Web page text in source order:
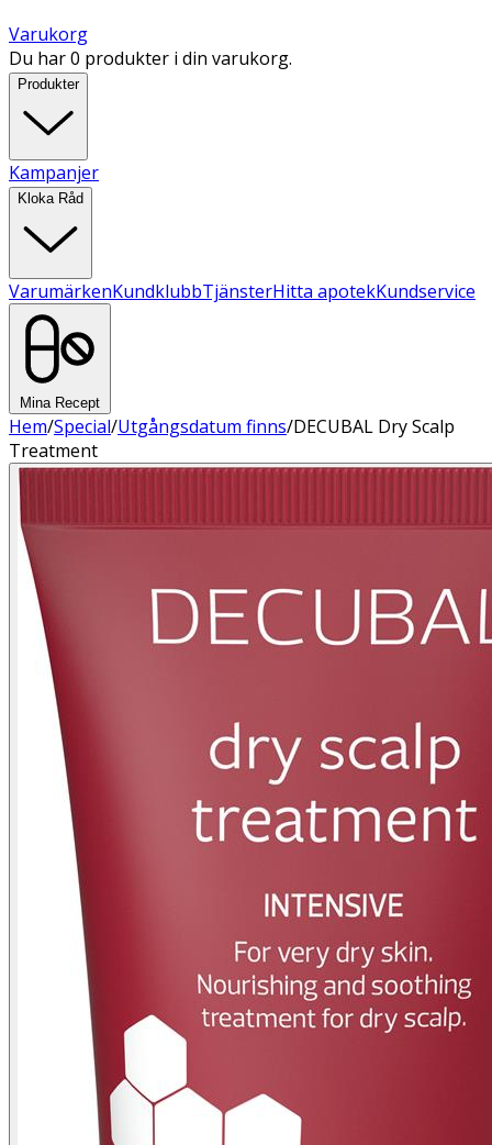
Varukorg
Du har 0 produkter i din varukorg.
Produkter
Kampanjer
Kloka Råd
VarumärkenKundklubbTjänsterHitta apotekKundservice
Mina Recept
Hem/Special/Utgångsdatum finns/DECUBAL Dry Scalp
Treatment